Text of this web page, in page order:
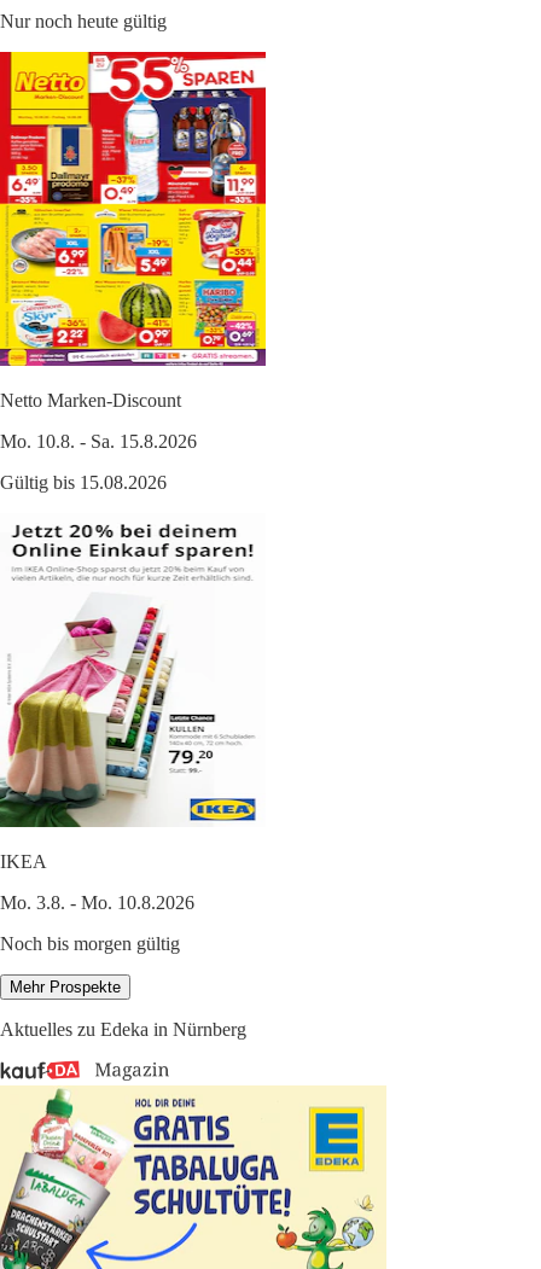
Nur noch heute gültig
Netto Marken-Discount
Mo. 10.8. - Sa. 15.8.2026
Gültig bis 15.08.2026
IKEA
Mo. 3.8. - Mo. 10.8.2026
Noch bis morgen gültig
Mehr Prospekte
Aktuelles zu Edeka in Nürnberg